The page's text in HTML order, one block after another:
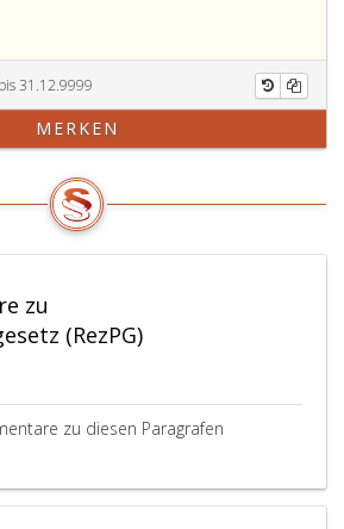
31.12.9999
MERKEN
zu
(RezPG)
zu diesen Paragrafen